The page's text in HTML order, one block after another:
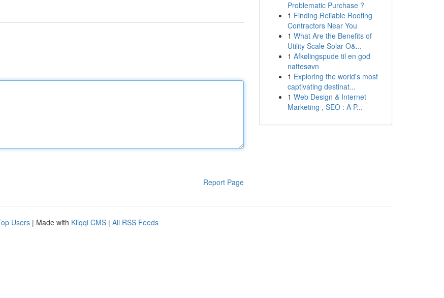
Report Page
Problematic Purchase ?
1 Finding Reliable Roofing
Contractors Near You
1 What Are the Benefits of
Utility Scale Solar O&...
1 Afkølingspude til en god
nattesøvn
1 Exploring the world's most
captivating destinat...
1 Web Design & Internet
Marketing , SEO : A P...
Users | Made with Kliqqi CMS | All RSS Feeds